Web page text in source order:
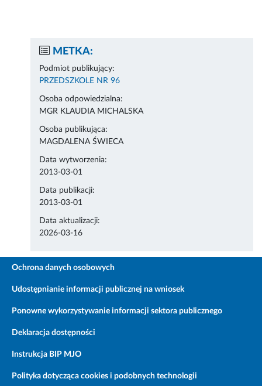
METKA:
Podmiot publikujący:
PRZEDSZKOLE NR 96
Osoba odpowiedzialna:
MGR KLAUDIA MICHALSKA
Osoba publikująca:
MAGDALENA ŚWIECA
Data wytworzenia:
2013-03-01
Data publikacji:
2013-03-01
Data aktualizacji:
2026-03-16
Ochrona danych osobowych
Udostępnianie informacji publicznej na wniosek
Ponowne wykorzystywanie informacji sektora publicznego
Deklaracja dostępności
Instrukcja BIP MJO
Polityka dotycząca cookies i podobnych technologii